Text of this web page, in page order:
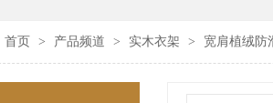
首页 > 产品频道 > 实木衣架 > 宽肩植绒防